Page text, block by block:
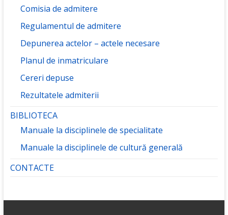
Comisia de admitere
Regulamentul de admitere
Depunerea actelor – actele necesare
Planul de inmatriculare
Cereri depuse
Rezultatele admiterii
BIBLIOTECA
Manuale la disciplinele de specialitate
Manuale la disciplinele de cultură generală
CONTACTE